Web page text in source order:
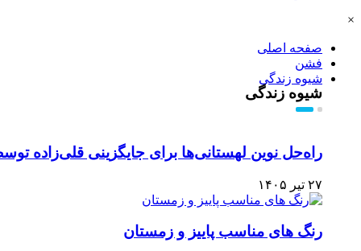
×
صفحه اصلی
فشن
شیوه زندگی
شیوه زندگی
راه‌حل نوین لهستانی‌ها برای جایگزینی قلی‌زاده
۲۷ تیر ۱۴۰۵
رنگ های مناسب پاییز و زمستان